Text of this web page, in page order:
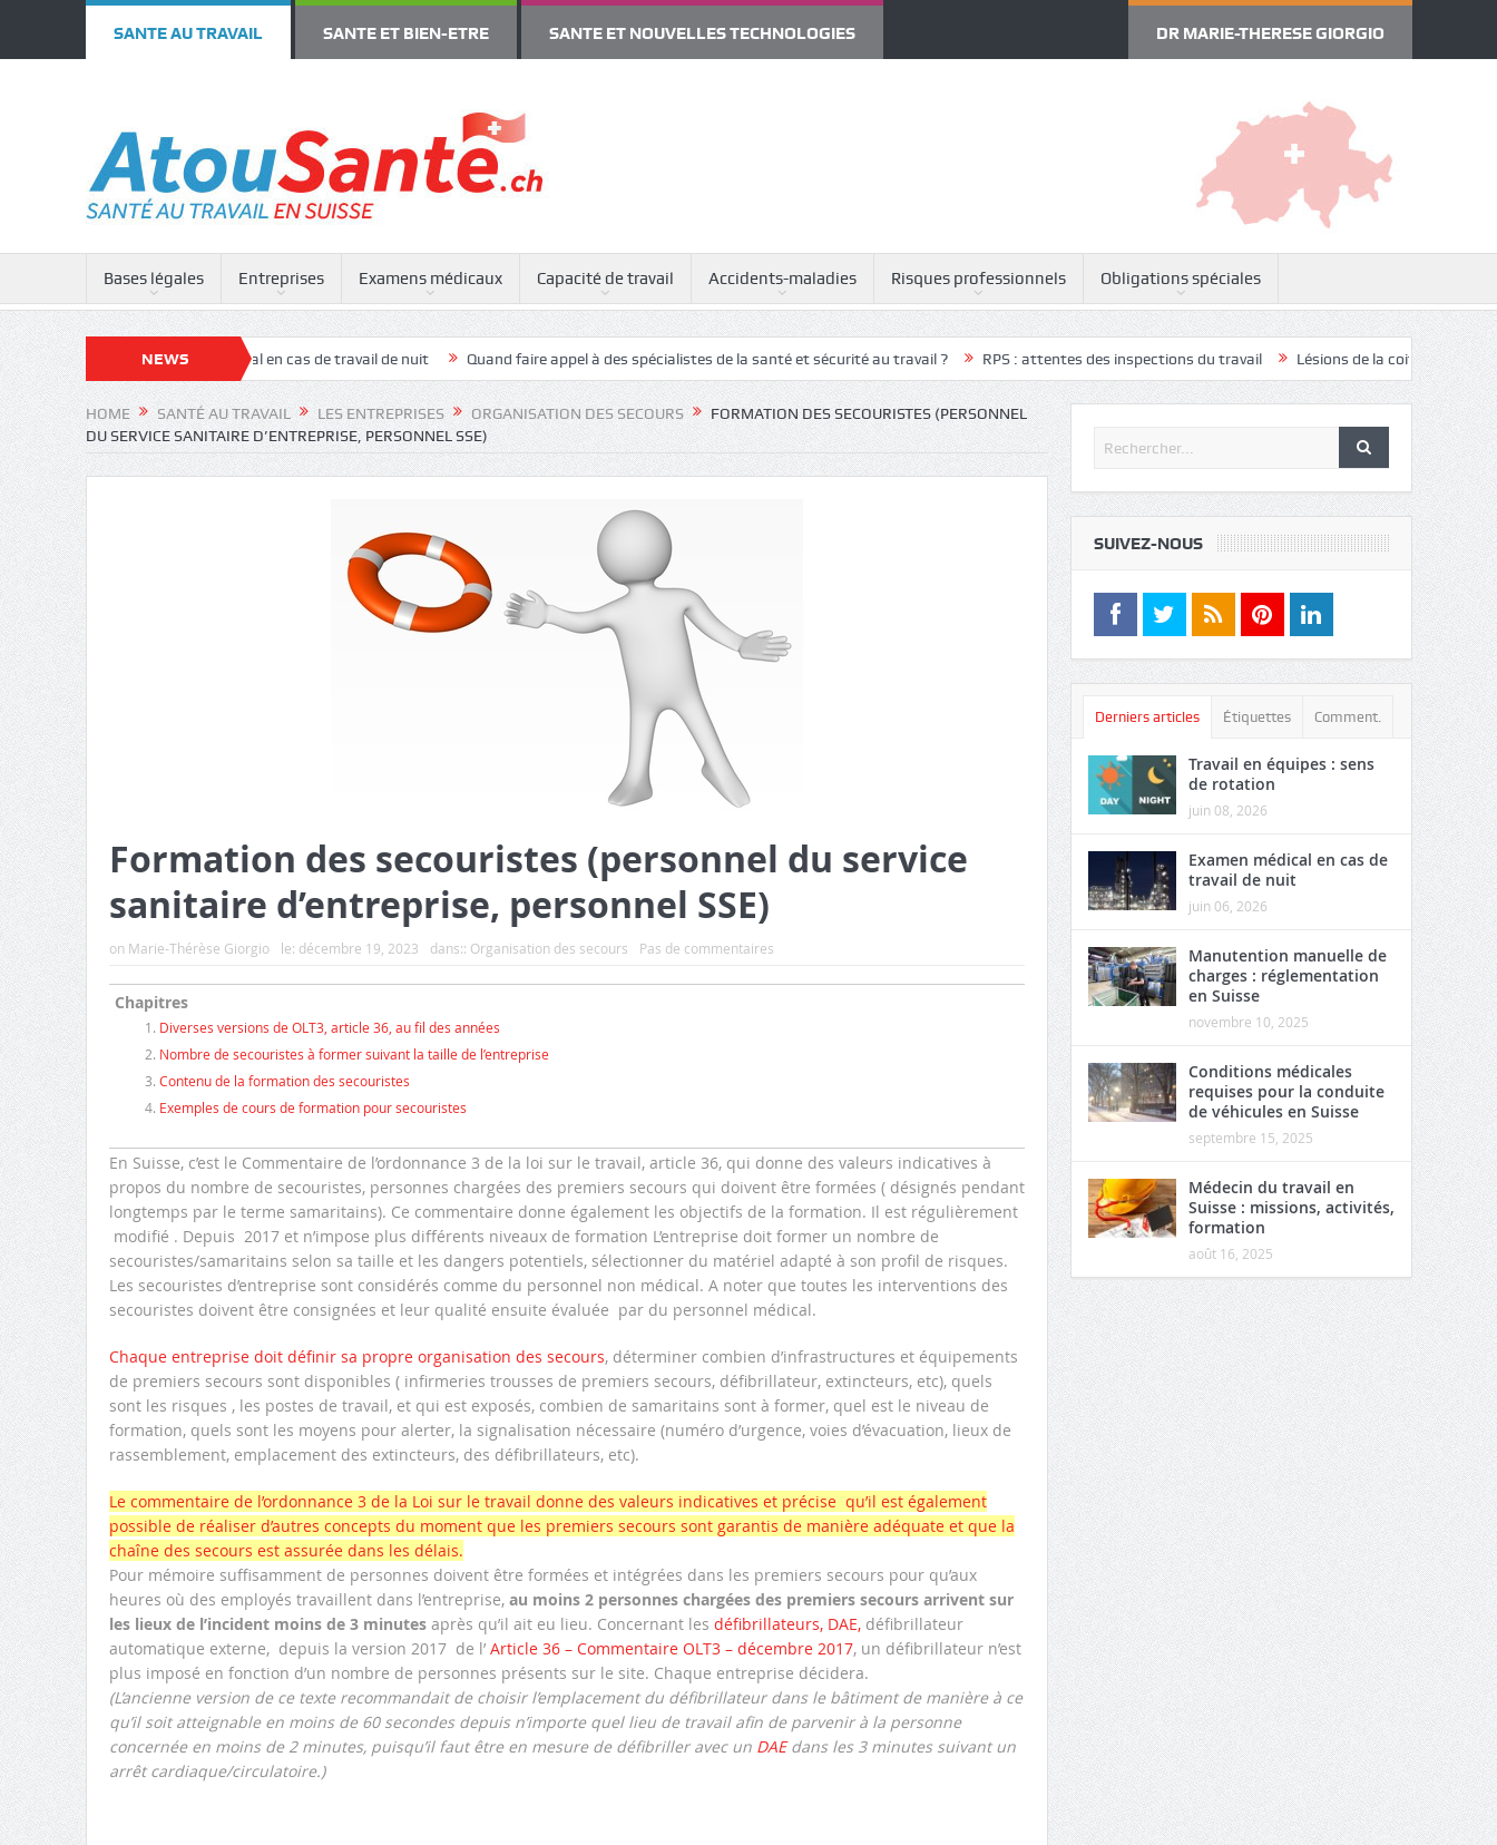
SANTE AU TRAVAIL SANTE ET BIEN-ETRE SANTE ET NOUVELLES TECHNOLOGIES DR MARIE-THERESE GIORGIO
Bases légales Entreprises Examens médicaux Capacité de travail Accidents-maladies Risques professionnels Obligations spéciales
NEWS
Examen médical en cas de travail de nuit Quand faire appel à des spécialistes de la santé et sécurité au travail ? RPS : attentes des inspections du travail Lésions de la coiffe des rotateurs
HOME SANTÉ AU TRAVAIL LES ENTREPRISES ORGANISATION DES SECOURS
FORMATION DES SECOURISTES (PERSONNEL
DU SERVICE SANITAIRE D’ENTREPRISE, PERSONNEL SSE)
Formation des secouristes (personnel du service
sanitaire d’entreprise, personnel SSE)
on Marie-Thérèse Giorgio le: décembre 19, 2023 dans:: Organisation des secours Pas de commentaires
Chapitres
Diverses versions de OLT3, article 36, au fil des années
Nombre de secouristes à former suivant la taille de l’entreprise
Contenu de la formation des secouristes
Exemples de cours de formation pour secouristes
En Suisse, c’est le Commentaire de l’ordonnance 3 de la loi sur le travail, article 36, qui donne des valeurs indicatives à
propos du nombre de secouristes, personnes chargées des premiers secours qui doivent être formées ( désignés pendant
longtemps par le terme samaritains). Ce commentaire donne également les objectifs de la formation. Il est régulièrement
modifié . Depuis 2017 et n’impose plus différents niveaux de formation L’entreprise doit former un nombre de
secouristes/samaritains selon sa taille et les dangers potentiels, sélectionner du matériel adapté à son profil de risques.
Les secouristes d’entreprise sont considérés comme du personnel non médical. A noter que toutes les interventions des
secouristes doivent être consignées et leur qualité ensuite évaluée par du personnel médical.
Chaque entreprise doit définir sa propre organisation des secours, déterminer combien d’infrastructures et équipements
de premiers secours sont disponibles ( infirmeries trousses de premiers secours, défibrillateur, extincteurs, etc), quels
sont les risques , les postes de travail, et qui est exposés, combien de samaritains sont à former, quel est le niveau de
formation, quels sont les moyens pour alerter, la signalisation nécessaire (numéro d’urgence, voies d’évacuation, lieux de
rassemblement, emplacement des extincteurs, des défibrillateurs, etc).
Le commentaire de l’ordonnance 3 de la Loi sur le travail donne des valeurs indicatives et précise qu’il est également
possible de réaliser d’autres concepts du moment que les premiers secours sont garantis de manière adéquate et que la
chaîne des secours est assurée dans les délais.
Pour mémoire suffisamment de personnes doivent être formées et intégrées dans les premiers secours pour qu’aux
heures où des employés travaillent dans l’entreprise, au moins 2 personnes chargées des premiers secours arrivent sur
les lieux de l’incident moins de 3 minutesaprès qu’il ait eu lieu. Concernant les défibrillateurs, DAE,défibrillateur
automatique externe, depuis la version 2017 de l’ Article 36 – Commentaire OLT3 – décembre 2017, un défibrillateur n’est
plus imposé en fonction d’un nombre de personnes présents sur le site. Chaque entreprise décidera.
(L’ancienne version de ce texte recommandait de choisir l’emplacement du défibrillateur dans le bâtiment de manière à ce
qu’il soit atteignable en moins de 60 secondes depuis n’importe quel lieu de travail afin de parvenir à la personne
concernée en moins de 2 minutes, puisqu’il faut être en mesure de défibriller avec un DAEdans les 3 minutes suivant un
arrêt cardiaque/circulatoire.)
SUIVEZ-NOUS
Derniers articles Étiquettes Comment.
Travail en équipes : sens
de rotation
juin 08, 2026
Examen médical en cas de
travail de nuit
juin 06, 2026
Manutention manuelle de
charges : réglementation
en Suisse
novembre 10, 2025
Conditions médicales
requises pour la conduite
de véhicules en Suisse
septembre 15, 2025
Médecin du travail en
Suisse : missions, activités,
formation
août 16, 2025